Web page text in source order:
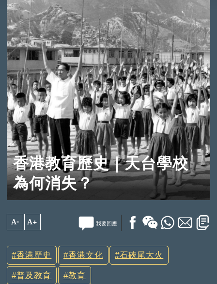
香港教育歷史｜天台學校
為何消失？
A- A+ 我要回應
香港歷史 香港文化 石硤尾大火
普及教育 教育